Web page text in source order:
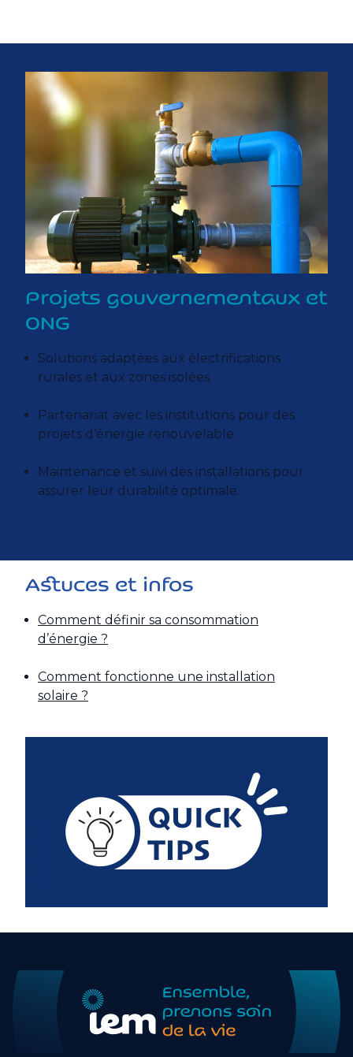
Projets gouvernementaux et
ONG
Solutions adaptées aux électrifications
rurales et aux zones isolées.
Partenariat avec les institutions pour des
projets d’énergie renouvelable.
Maintenance et suivi des installations pour
assurer leur durabilité optimale.
Astuces et infos
Comment définir sa consommation
d’énergie ?
Comment fonctionne une installation
solaire ?